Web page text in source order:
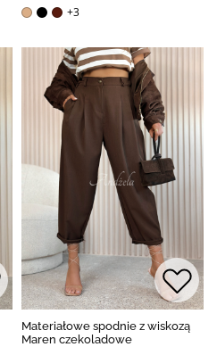
+3
Materiałowe spodnie z wiskozą
Maren czekoladowe